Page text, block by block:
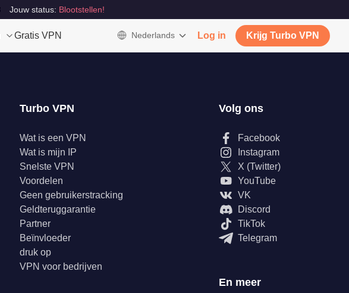
Jouw status: Blootstellen!
Gratis VPN Nederlands Log in Krijg Turbo VPN
Turbo VPN
Wat is een VPN
Wat is mijn IP
Snelste VPN
Voordelen
Geen gebruikerstracking
Geldteruggarantie
Partner
Beïnvloeder
druk op
VPN voor bedrijven
Volg ons
Facebook
Instagram
X (Twitter)
YouTube
VK
Discord
TikTok
Telegram
En meer